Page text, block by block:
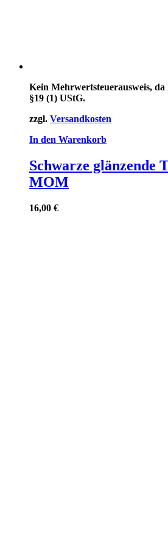
Kein Mehrwertsteuerausweis,
§19 (1) UStG.
zzgl. Versandkosten
In den Warenkorb
Schwarze glänzende
MOM
16,00 €